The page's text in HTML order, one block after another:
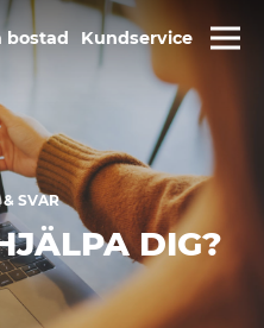
bostad Kundservice
& SVAR
DIG?